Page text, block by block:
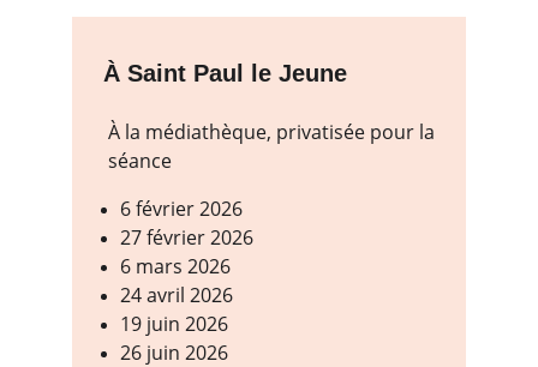
À Saint Paul le Jeune
À la médiathèque, privatisée pour la
séance
6 février 2026
27 février 2026
6 mars 2026
24 avril 2026
19 juin 2026
26 juin 2026